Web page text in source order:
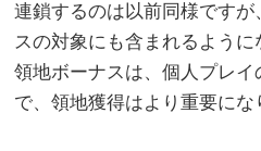
連鎖するのは以前同様です
スの対象にも含まれるように
領地ボーナスは、個人プレ
で、領地獲得はより重要にな